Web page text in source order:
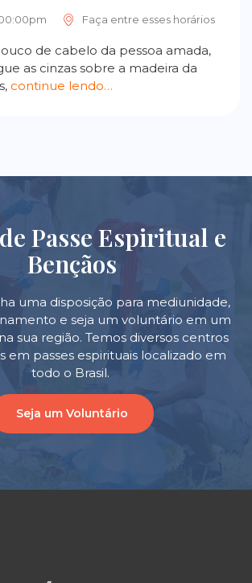
Faça entre esses horários
de cabelo da pessoa amada,
as cinzas sobre a madeira da
continue lendo…
Passe Espiritual e
Bençãos
uma disposição para mediunidade,
e seja um voluntário em um
sua região. Temos diversos centros
em passes espirituais localizado em
todo o Brasil.
Seja um Voluntário